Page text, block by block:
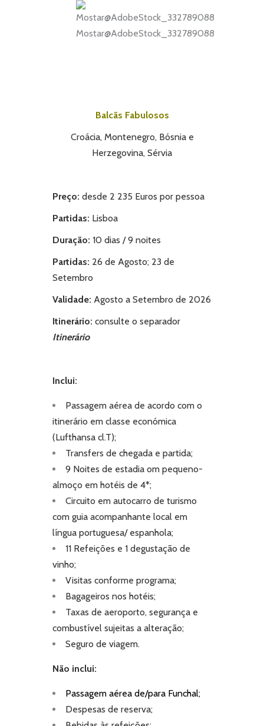
Mostar@AdobeStock_332789088
Balcãs Fabulosos
Croácia, Montenegro, Bósnia e
Herzegovina, Sérvia
Preço: desde 2 235 Euros por pessoa
Partidas: Lisboa
Duração: 10 dias / 9 noites
Partidas: 26 de Agosto; 23 de
Setembro
Validade: Agosto a Setembro de 2026
Itinerário: consulte o separador
Itinerário
Inclui:
Passagem aérea de acordo com o
itinerário em classe económica
(Lufthansa cl.T);
Transfers de chegada e partida;
9 Noites de estadia om pequeno-
almoço em hotéis de 4*;
Circuito em autocarro de turismo
com guia acompanhante local em
língua portuguesa/ espanhola;
11 Refeições e 1 degustação de
vinho;
Visitas conforme programa;
Bagageiros nos hotéis;
Taxas de aeroporto, segurança e
combustível sujeitas a alteração;
Seguro de viagem.
Não inclui:
Passagem aérea de/para Funchal;
Despesas de reserva;